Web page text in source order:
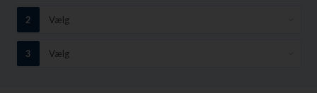
14 dages returret